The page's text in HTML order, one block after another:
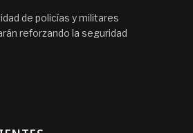
de policías y militares
reforzando la seguridad